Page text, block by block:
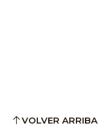
VOLVER ARRIBA